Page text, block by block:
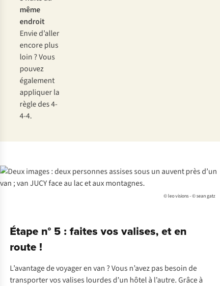
même
endroit
Envie d’aller
encore plus
loin ? Vous
pouvez
également
appliquer la
règle des 4-
4-4.
© leo visions - © sean gatz
Étape n° 5 : faites vos valises, et en
route !
L’avantage de voyager en van ? Vous n’avez pas besoin de
transporter vos valises lourdes d’un hôtel à l’autre. Grâce à